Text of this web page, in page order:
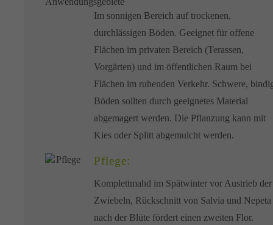
Im sonnigen Bereich auf trockenen,
durchlässigen Böden. Geeignet für offene
Flächen im privaten Bereich (Terassen,
Vorgärten) und im öffentlichen Raum bei
Flächen im ruhenden Verkehr. Schwere,
Böden sollten durch geeignetes Material
abgemagert werden. Die Pflanzung kann mit
Kies oder Splitt abgemulcht werden.
Pflege:
Komplettmahd im Spätwinter vor Austrieb der
Zwiebeln, Rückschnitt von Salvia und Nepeta
nach der Blüte fördert einen zweiten Flor.